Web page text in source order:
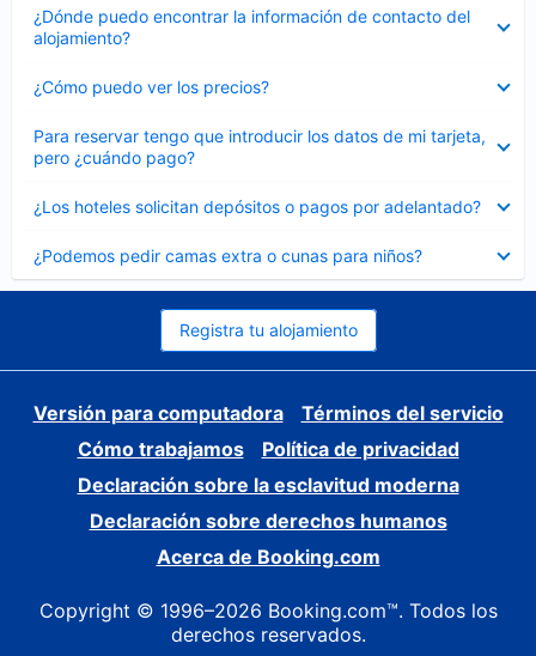
¿Dónde puedo encontrar la información de contacto del
alojamiento?
cerrado
¿Cómo puedo ver los precios?
cerrado
Para reservar tengo que introducir los datos de mi tarjeta,
pero ¿cuándo pago?
cerrado
¿Los hoteles solicitan depósitos o pagos por adelantado?
cerrado
¿Podemos pedir camas extra o cunas para niños?
cerrado
Registra tu alojamiento
Versión para computadora
Términos del servicio
Cómo trabajamos
Política de privacidad
Declaración sobre la esclavitud moderna
Declaración sobre derechos humanos
Acerca de Booking.com
Copyright © 1996–2026 Booking.com™. Todos los
derechos reservados.